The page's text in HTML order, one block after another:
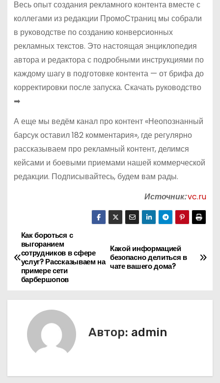
Весь опыт создания рекламного контента вместе с
коллегами из редакции ПромоСтраниц мы собрали
в руководстве по созданию конверсионных
рекламных текстов. Это настоящая энциклопедия
автора и редактора с подробными инструкциями по
каждому шагу в подготовке контента — от брифа до
корректировки после запуска. Скачать руководство
➡
А еще мы ведём канал про контент «Неопознанный
барсук оставил 182 комментария», где регулярно
рассказываем про рекламный контент, делимся
кейсами и боевыми приемами нашей коммерческой
редакции. Подписывайтесь, будем вам рады.
Источник:vc.ru
Н
а
в
и
Какой информацией
безопасно делиться в
чате вашего дома?
Как бороться с
выгоранием
сотрудников в сфере
услуг? Рассказываем на
примере сети
барбершопов
Автор: admin